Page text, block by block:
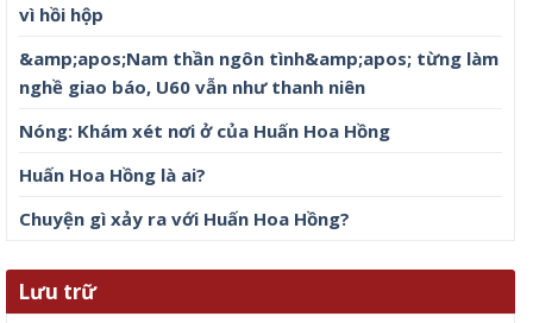
vì hồi hộp
&amp;apos;Nam thần ngôn tình&amp;apos; từng làm
nghề giao báo, U60 vẫn như thanh niên
Nóng: Khám xét nơi ở của Huấn Hoa Hồng
Huấn Hoa Hồng là ai?
Chuyện gì xảy ra với Huấn Hoa Hồng?
Lưu trữ